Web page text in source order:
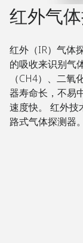
红外气
红外（IR）气体
的吸收来识别气
（CH4）、二
器寿命长，不易
速度快。 红外技
路式气体探测器。